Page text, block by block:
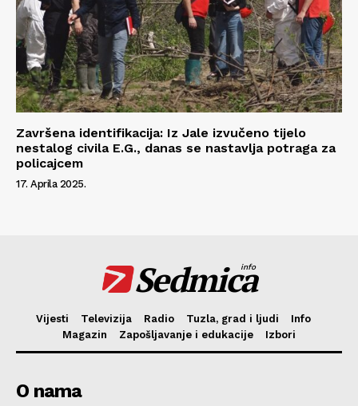
Završena identifikacija: Iz Jale izvučeno tijelo
nestalog civila E.G., danas se nastavlja potraga za
policajcem
17. Aprila 2025.
Sedmica
info
Vijesti Televizija Radio Tuzla, grad i ljudi
Info
Magazin
Zapošljavanje i edukacije Izbori
O nama